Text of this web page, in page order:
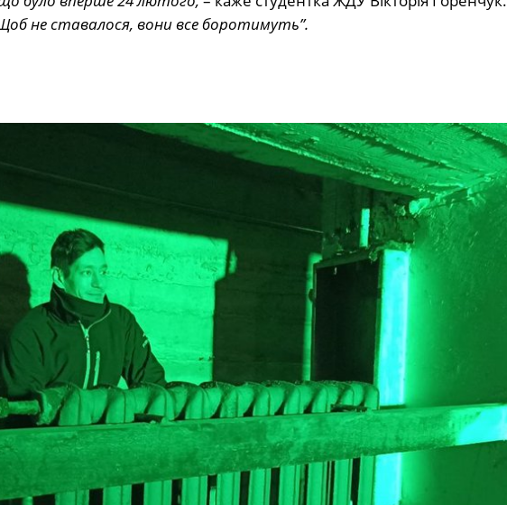
не ставалося, вони все боротимуть”.